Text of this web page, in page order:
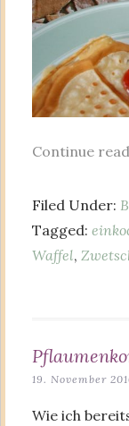
Continue
Filed Under:
Tagged:
Waffel,
19. November
Wie ich